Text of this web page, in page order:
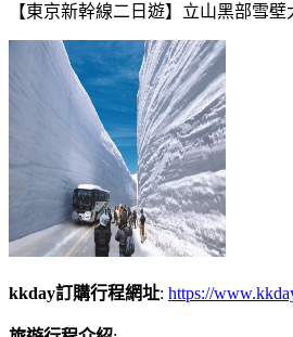
【東京新幹線二日遊】立山黑部雪
kkday訂購行程網址: https://